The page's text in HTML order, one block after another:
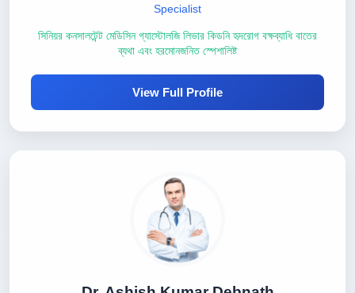
Specialist
সিনিয়র কনসালটেন্ট মেডিসিন গ্যাস্টোলজি লিভার কিডনি হৃদরোগ বক্ষব্যাধি বাতের
ব্যথা এবং হরমোনজনিত স্পেশালিষ্ট
View Full Profile